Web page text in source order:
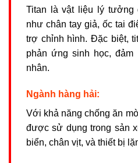
Titan là vật liệu lý tưởng
như chân tay giả, ốc tai
trợ chỉnh hình. Đặc biệt,
phản ứng sinh học, đảm
nhân.
Ngành hàng hải:
Với khả năng chống ăn
được sử dụng trong sản
biển, chân vịt, và thiết bị